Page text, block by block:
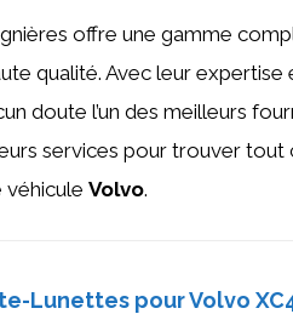
offre une gamme
qualité. Avec leur expertise
doute l’un des meilleurs
services pour trouver
Volvo.
Lunettes pour Volvo